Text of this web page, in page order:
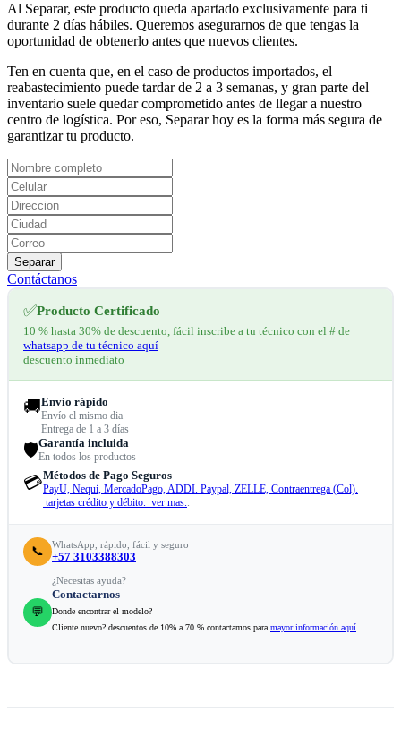
Al Separar, este producto queda apartado exclusivamente para ti
durante 2 días hábiles. Queremos asegurarnos de que tengas la
oportunidad de obtenerlo antes que nuevos clientes.
Ten en cuenta que, en el caso de productos importados, el
reabastecimiento puede tardar de 2 a 3 semanas, y gran parte del
inventario suele quedar comprometido antes de llegar a nuestro
centro de logística. Por eso, Separar hoy es la forma más segura de
garantizar tu producto.
Separar
Contáctanos
✅Producto Certificado
10 % hasta 30% de descuento, fácil inscribe a tu técnico con el # de
whatsapp de tu técnico aquí
descuento inmediato
🚚Envío rápido
Envío el mismo dia
Entrega de 1 a 3 días
🛡️Garantía incluida
En todos los productos
💳Métodos de Pago Seguros
PayU, Nequi, MercadoPago, ADDI. Paypal, ZELLE, Contraentrega (Col).
tarjetas crédito y débito. ver mas..
📞 WhatsApp, rápido, fácil y seguro
+57 3103388303
💬
¿Necesitas ayuda?
Contactarnos
Donde encontrar el modelo?
Cliente nuevo? descuentos de 10% a 70 % contactamos para mayor información aquí